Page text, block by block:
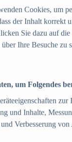
in
und weltweit
Shops in
in
Handel in
Cookies, um
der Inhalt korrekt
Sie dazu auf
Ihre Besuche
um Folgendes
und Inhalte,
Verbesserung von